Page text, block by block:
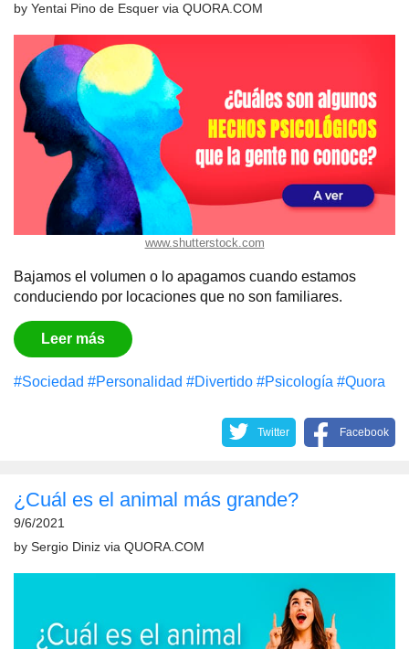
by Yentai Pino de Esquer via QUORA.COM
www.shutterstock.com
Bajamos el volumen o lo apagamos cuando estamos
conduciendo por locaciones que no son familiares.
Leer más
#Sociedad #Personalidad #Divertido #Psicología #Quora
Twitter Facebook
¿Cuál es el animal más grande?
9/6/2021
by Sergio Diniz via QUORA.COM